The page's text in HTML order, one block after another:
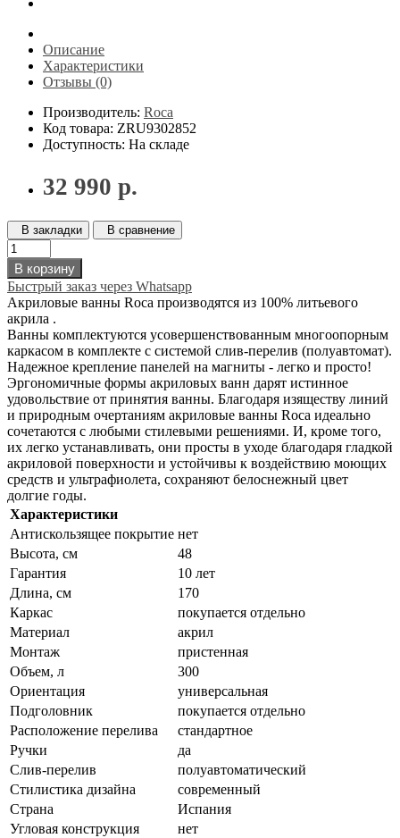
Описание
Характеристики
Отзывы (0)
Производитель: Roca
Код товара: ZRU9302852
Доступность: На складе
32 990 р.
В закладки В сравнение
В корзину
Быстрый заказ через Whatsapp
Акриловые ванны Roca производятся из 100% литьевого
акрила .
Ванны комплектуются усовершенствованным многоопорным
каркасом в комплекте с системой слив-перелив (полуавтомат).
Надежное крепление панелей на магниты - легко и просто!
Эргономичные формы акриловых ванн дарят истинное
удовольствие от принятия ванны. Благодаря изяществу линий
и природным очертаниям акриловые ванны Roca идеально
сочетаются с любыми стилевыми решениями. И, кроме того,
их легко устанавливать, они просты в уходе благодаря гладкой
акриловой поверхности и устойчивы к воздействию моющих
средств и ультрафиолета, сохраняют белоснежный цвет
долгие годы.
Характеристики
Антискользящее покрытие нет
Высота, см
48
Гарантия
10 лет
Длина, см
170
Каркас
покупается отдельно
Материал
акрил
Монтаж
пристенная
Объем, л
300
Ориентация
универсальная
Подголовник
покупается отдельно
Расположение перелива
стандартное
Ручки
да
Слив-перелив
полуавтоматический
Стилистика дизайна
современный
Страна
Испания
Угловая конструкция
нет